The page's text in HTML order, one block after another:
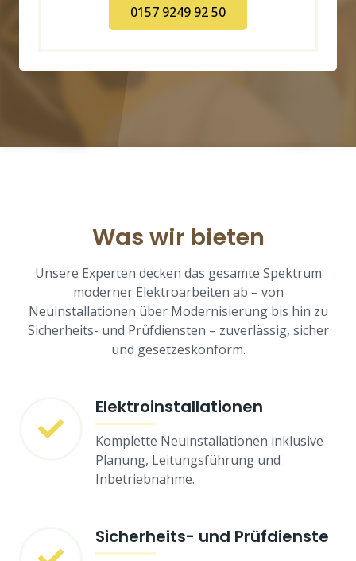
0157 9249 92 50
Was wir bieten
Unsere Experten decken das gesamte Spektrum
moderner Elektroarbeiten ab – von
Neuinstallationen über Modernisierung bis hin zu
Sicherheits- und Prüfdiensten – zuverlässig, sicher
und gesetzeskonform.
Elektroinstallationen
Komplette Neuinstallationen inklusive
Planung, Leitungsführung und
Inbetriebnahme.
Sicherheits- und Prüfdienste